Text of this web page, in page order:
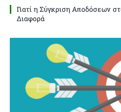
Γιατί η Σύγκριση Αποδόσεων
Διαφορά